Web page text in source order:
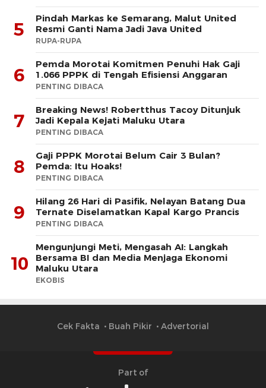
5
Pindah Markas ke Semarang, Malut United
Resmi Ganti Nama Jadi Java United
RUPA-RUPA
6
Pemda Morotai Komitmen Penuhi Hak Gaji
1.066 PPPK di Tengah Efisiensi Anggaran
PENTING DIBACA
7
Breaking News! Robertthus Tacoy Ditunjuk
Jadi Kepala Kejati Maluku Utara
PENTING DIBACA
8
Gaji PPPK Morotai Belum Cair 3 Bulan?
Pemda: Itu Hoaks!
PENTING DIBACA
9
Hilang 26 Hari di Pasifik, Nelayan Batang Dua
Ternate Diselamatkan Kapal Kargo Prancis
PENTING DIBACA
10
Mengunjungi Meti, Mengasah AI: Langkah
Bersama BI dan Media Menjaga Ekonomi
Maluku Utara
EKOBIS
Cek Fakta Buah Pikir Advertorial
Part of